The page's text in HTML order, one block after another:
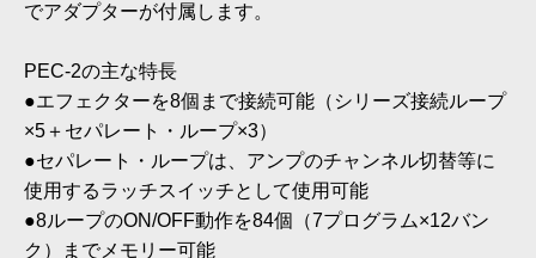
でアダプターが付属します。
PEC-2の主な特長
●エフェクターを8個まで接続可能（シリーズ接続ループ
×5＋セパレート・ループ×3）
●セパレート・ループは、アンプのチャンネル切替等に
使用するラッチスイッチとして使用可能
●8ループのON/OFF動作を84個（7プログラム×12バン
ク）までメモリー可能